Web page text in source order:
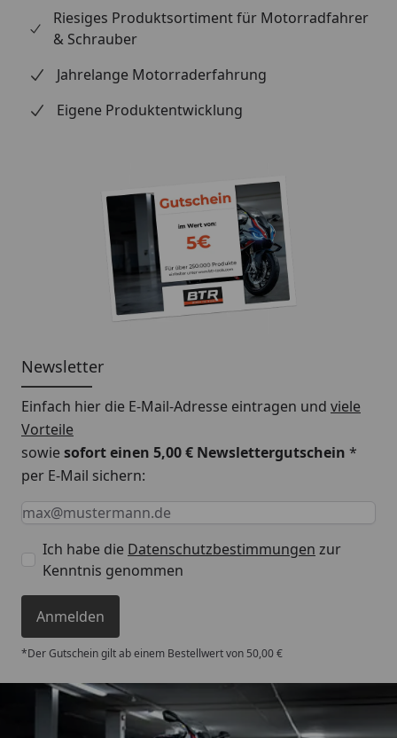
Riesiges Produktsortiment für Motorradfahrer
& Schrauber
Jahrelange Motorraderfahrung
Eigene Produktentwicklung
Newsletter
Einfach hier die E-Mail-Adresse eintragen und viele
Vorteile
sowiesofort einen 5,00 € Newslettergutschein *
per E-Mail sichern:
Keine Eingabe erforderlich
Eingabe erforderlich
E-Mail *
Ich habe die Datenschutzbestimmungen zur
Kenntnis genommen
Anmelden
*Der Gutschein gilt ab einem Bestellwert von 50,00 €